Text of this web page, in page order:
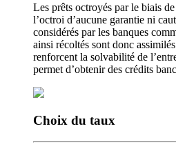
Les prêts octroyés par le biais
l’octroi d’aucune garantie ni
considérés par les banques
ainsi récoltés sont donc
renforcent la solvabilité de
permet d’obtenir des crédits
Choix du taux